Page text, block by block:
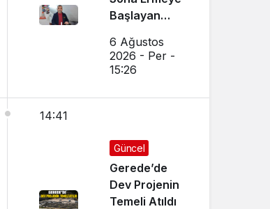
Başlayan
Sürdürüyor
6 Ağustos
2026 - Per -
15:26
14:41
Güncel
Gerede’de
Dev Projenin
Temeli Atıldı